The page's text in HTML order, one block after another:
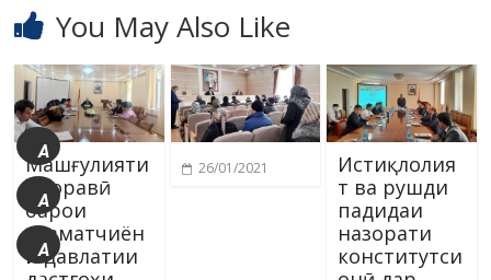
You May Also Like
Машғулияти
идоравӣ
барои
хизматчиён
и давлатии
26/01/2021
Истиқлолия
т ва рушди
падидаи
назорати
конститутси
A
+
A
A